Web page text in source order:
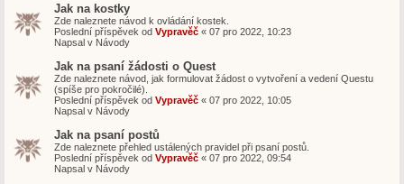
Jak na kostky
Zde naleznete návod k ovládání kostek.
Poslední příspěvek od Vypravěč « 07 pro 2022, 10:23
Napsal v Návody
Jak na psaní žádosti o Quest
Zde naleznete návod, jak formulovat žádost o vytvoření a vedení Questu
(spíše pro pokročilé).
Poslední příspěvek od Vypravěč « 07 pro 2022, 10:05
Napsal v Návody
Jak na psaní postů
Zde naleznete přehled ustálených pravidel při psaní postů.
Poslední příspěvek od Vypravěč « 07 pro 2022, 09:54
Napsal v Návody